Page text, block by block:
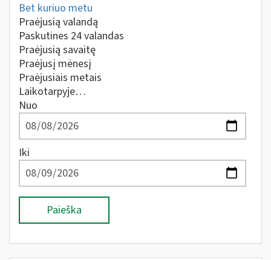
Bet kuriuo metu
Praėjusią valandą
Paskutines 24 valandas
Praėjusią savaitę
Praėjusį mėnesį
Praėjusiais metais
Laikotarpyje…
Nuo
Iki
Paieška